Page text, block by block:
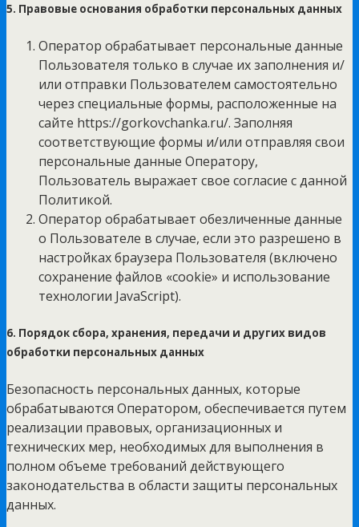
5. Правовые основания обработки персональных данных
Оператор обрабатывает персональные данные
Пользователя только в случае их заполнения и/
или отправки Пользователем самостоятельно
через специальные формы, расположенные на
сайте https://gorkovchanka.ru/. Заполняя
соответствующие формы и/или отправляя свои
персональные данные Оператору,
Пользователь выражает свое согласие с данной
Политикой.
Оператор обрабатывает обезличенные данные
о Пользователе в случае, если это разрешено в
настройках браузера Пользователя (включено
сохранение файлов «cookie» и использование
технологии JavaScript).
6. Порядок сбора, хранения, передачи и других видов
обработки персональных данных
Безопасность персональных данных, которые
обрабатываются Оператором, обеспечивается путем
реализации правовых, организационных и
технических мер, необходимых для выполнения в
полном объеме требований действующего
законодательства в области защиты персональных
данных.